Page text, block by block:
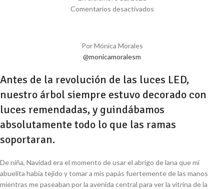
Comentarios desactivados
Por Mónica Morales
@monicamoralesm
Antes de la revolución de las luces LED,
nuestro árbol siempre estuvo decorado con
luces remendadas, y guindábamos
absolutamente todo lo que las ramas
soportaran.
De niña, Navidad era el momento de usar el abrigo de lana que mi
abuelita había tejido y tomar a mis papás fuertemente de las manos
mientras me paseaban por la avenida central para ver la vitrina de la